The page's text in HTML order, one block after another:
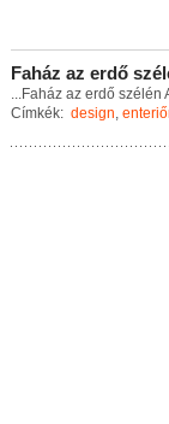
Faház az erdő szél
...Faház az erdő szé én
Címkék: design,